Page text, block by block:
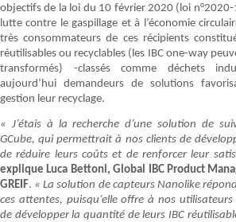
objectifs de la loi du 10 février 2020 (loi n°2020-
lutte contre le gaspillage et à l’économie
très consommateurs de ces récipients
réutilisables ou recyclables (les IBC one-way
transformés) -classés comme déchets
aujourd’hui demandeurs de solutions
gestion leur recyclage.
« J’étais à la recherche d’une solution de
GCube, qui permettrait à nos clients de
de réduire leurs coûts et de renforcer leur
explique Luca Bettoni, Global IBC Product
GREIF. « La solution de capteurs Nanolike
ces attentes, puisqu’elle offre à nos
de développer la quantité de leurs IBC